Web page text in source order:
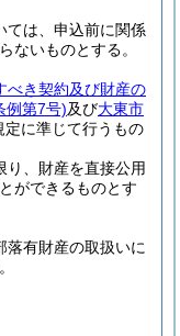
ては、申込前に関係
ないものとする。
べき契約及び財産の
例第7号)及び大東市
定に準じて行うもの
り、財産を直接公用
ができるものとす
落有財産の取扱いに